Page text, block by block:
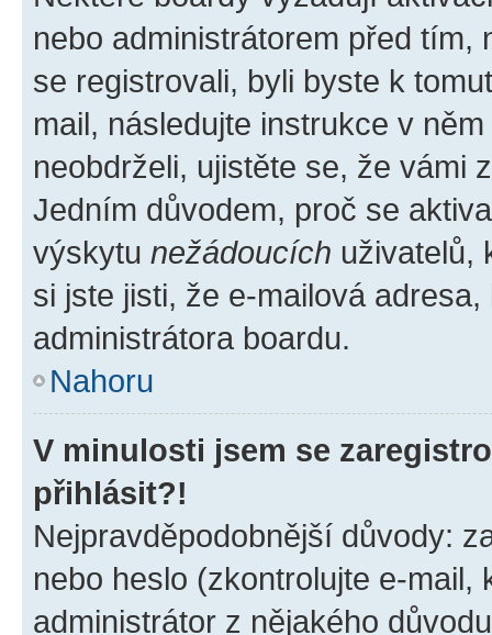
nebo administrátorem před tím,
se registrovali, byli byste k
mail, následujte instrukce v
neobdrželi, ujistěte se, že vámi
Jedním důvodem, proč se
výskytu nežádoucích uživatelů,
si jste jisti, že e-mailová
administrátora boardu.
Nahoru
V minulosti jsem se
přihlásit?!
Nejpravděpodobnější důvody:
nebo heslo (zkontrolujte e-
administrátor z nějakého